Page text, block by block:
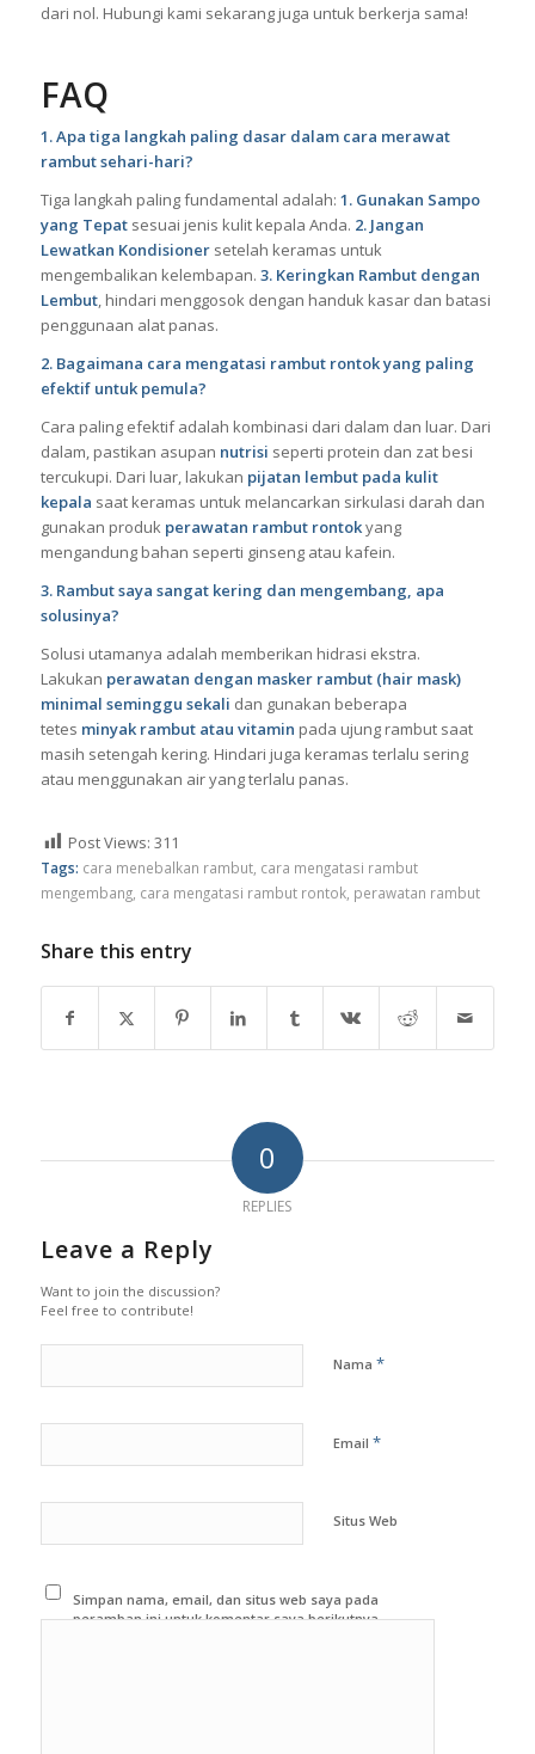
dari nol. Hubungi kami sekarang juga untuk berkerja sama!
FAQ
1. Apa tiga langkah paling dasar dalam cara merawat
rambut sehari-hari?
Tiga langkah paling fundamental adalah: 1. Gunakan Sampo
yang Tepatsesuai jenis kulit kepala Anda. 2. Jangan
Lewatkan Kondisionersetelah keramas untuk
mengembalikan kelembapan. 3. Keringkan Rambut dengan
Lembut, hindari menggosok dengan handuk kasar dan batasi
penggunaan alat panas.
2. Bagaimana cara mengatasi rambut rontok yang paling
efektif untuk pemula?
Cara paling efektif adalah kombinasi dari dalam dan luar. Dari
dalam, pastikan asupan nutrisi seperti protein dan zat besi
tercukupi. Dari luar, lakukan pijatan lembut pada kulit
kepala saat keramas untuk melancarkan sirkulasi darah dan
gunakan produk perawatan rambut rontokyang
mengandung bahan seperti ginseng atau kafein.
3. Rambut saya sangat kering dan mengembang, apa
solusinya?
Solusi utamanya adalah memberikan hidrasi ekstra.
Lakukan perawatan dengan masker rambut (hair mask)
minimal seminggu sekali dan gunakan beberapa
tetes minyak rambut atau vitamin pada ujung rambut saat
masih setengah kering. Hindari juga keramas terlalu sering
atau menggunakan air yang terlalu panas.
Post Views: 311
Tags: cara menebalkan rambut, cara mengatasi rambut
mengembang, cara mengatasi rambut rontok, perawatan rambut
Share this entry
0
REPLIES
Leave a Reply
Want to join the discussion?
Feel free to contribute!
Nama *
Email *
Situs Web
Simpan nama, email, dan situs web saya pada
peramban ini untuk komentar saya berikutnya.